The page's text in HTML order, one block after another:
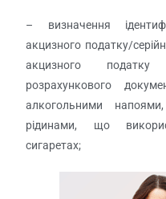
– визначення
акцизного податку/
акцизного податку
розрахункового
алкогольними
рідинами, що
сигаретах;